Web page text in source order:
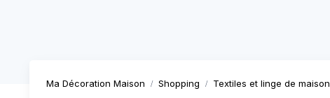
Ma Décoration Maison Shopping Textiles et linge de maison